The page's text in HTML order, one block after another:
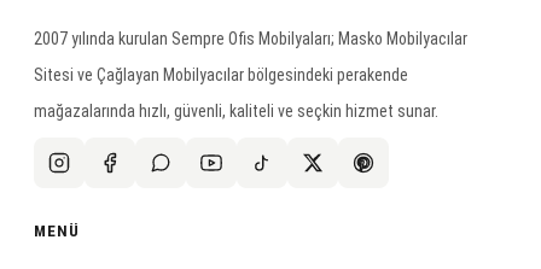
2007 yılında kurulan Sempre Ofis Mobilyaları; Masko Mobilyacılar
Sitesi ve Çağlayan Mobilyacılar bölgesindeki perakende
mağazalarında hızlı, güvenli, kaliteli ve seçkin hizmet sunar.
MENÜ